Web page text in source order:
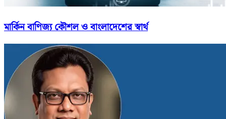
মার্কিন বাণিজ্য কৌশল ও বাংলাদেশের স্বার্থ